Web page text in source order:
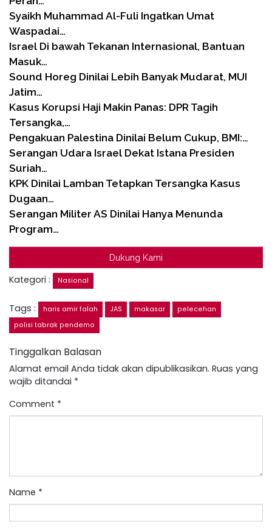
Syaikh Muhammad Al-Fuli Ingatkan Umat
Waspadai…
Israel Di bawah Tekanan Internasional, Bantuan
Masuk…
Sound Horeg Dinilai Lebih Banyak Mudarat, MUI
Jatim…
Kasus Korupsi Haji Makin Panas: DPR Tagih
Tersangka,…
Pengakuan Palestina Dinilai Belum Cukup, BMI:…
Serangan Udara Israel Dekat Istana Presiden
Suriah…
KPK Dinilai Lamban Tetapkan Tersangka Kasus
Dugaan…
Serangan Militer AS Dinilai Hanya Menunda
Program…
Dukung Kami
Kategori : Nasional
Tags : haris amir falah JAS makasar
pelecehan
polisi tabrak pendemo
Tinggalkan Balasan
Alamat email Anda tidak akan dipublikasikan. Ruas yang
wajib ditandai *
Comment *
Name *